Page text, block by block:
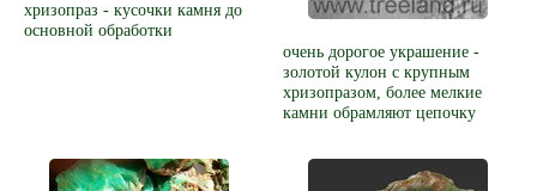
хризопраз - кусочки камня до
основной обработки
очень дорогое украшение -
золотой кулон с крупным
хризопразом, более мелкие
камни обрамляют цепочку